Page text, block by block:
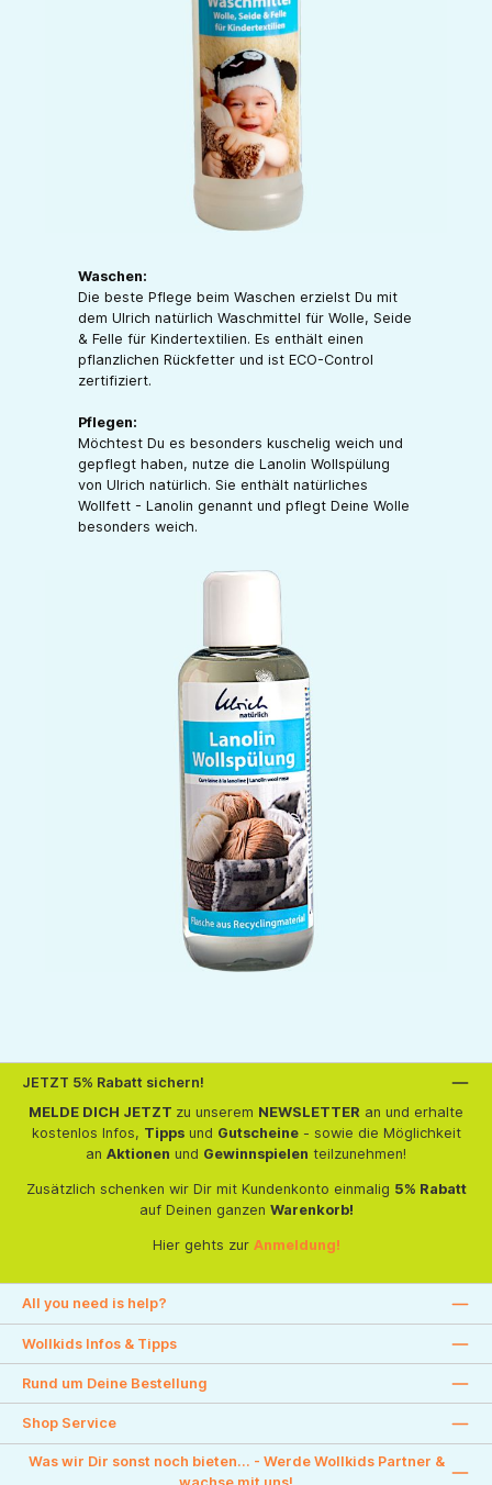
Waschen:
Die beste Pflege beim Waschen erzielst Du mit
dem Ulrich natürlich Waschmittel für Wolle, Seide
& Felle für Kindertextilien. Es enthält einen
pflanzlichen Rückfetter und ist ECO-Control
zertifiziert.
Pflegen:
Möchtest Du es besonders kuschelig weich und
gepflegt haben, nutze die Lanolin Wollspülung
von Ulrich natürlich. Sie enthält natürliches
Wollfett - Lanolin genannt und pflegt Deine Wolle
besonders weich.
JETZT 5% Rabatt sichern!
MELDE DICH JETZT zu unserem NEWSLETTER an und erhalte
kostenlos Infos, Tippsund Gutscheine- sowie die Möglichkeit
an Aktionen und Gewinnspielen teilzunehmen!
Zusätzlich schenken wir Dir mit Kundenkonto einmalig 5% Rabatt
auf Deinen ganzen Warenkorb!
Hier gehts zur Anmeldung!
All you need is help?
Wollkids Infos & Tipps
Rund um Deine Bestellung
Shop Service
Was wir Dir sonst noch bieten... - Werde Wollkids Partner &